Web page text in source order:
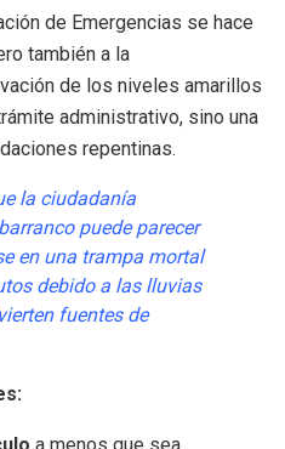
de Emergencias se hace
también a la
de los niveles amarillos
administrativo, sino una
repentinas.
la ciudadanía
puede parecer
en una trampa mortal
debido a las lluvias
fuentes de
a menos que sea